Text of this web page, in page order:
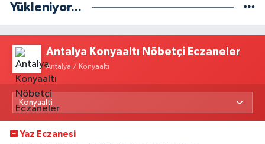
Yükleniyor...
Antalya Konyaaltı Nöbetçi Eczaneler
Antalya / Konyaaltı
Yaz Eczanesi